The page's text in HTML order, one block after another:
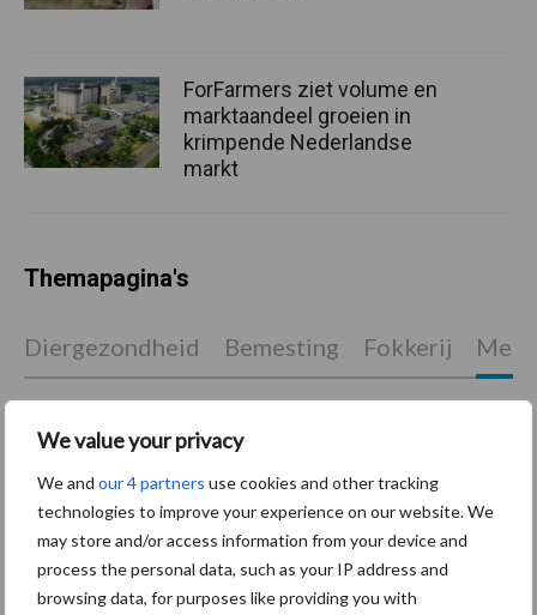
We value your privacy
We and our 4 partners use cookies and other tracking
technologies to improve your experience on our website. We
may store and/or access information from your device and
process the personal data, such as your IP address and
browsing data, for purposes like providing you with
ForFarmers ziet volume en
marktaandeel groeien in
krimpende Nederlandse
markt
Themapagina's
Diergezondheid Bemesting Fokkerij
Bedrijfsnieuws
Ligbox &
Voerhekken